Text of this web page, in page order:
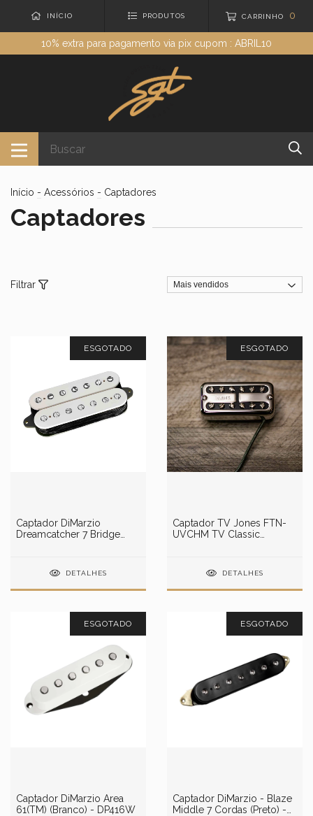
INÍCIO PRODUTOS CARRINHO 0
10% extra para pagamento via pix cupom : ABRIL10
Início - Acessórios - Captadores
Captadores
Filtrar
ESGOTADO
Captador DiMarzio
Dreamcatcher 7 Bridge
DETALHES
ESGOTADO
Captador TV Jones FTN-
UVCHM TV Classic
DETALHES
ESGOTADO
Captador DiMarzio Area
61(TM) (Branco) - DP416W
ESGOTADO
Captador DiMarzio - Blaze
Middle 7 Cordas (Preto) -